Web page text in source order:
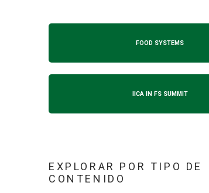
FOOD SYSTEMS
IICA IN FS SUMMIT
EXPLORAR POR TIPO DE
CONTENIDO